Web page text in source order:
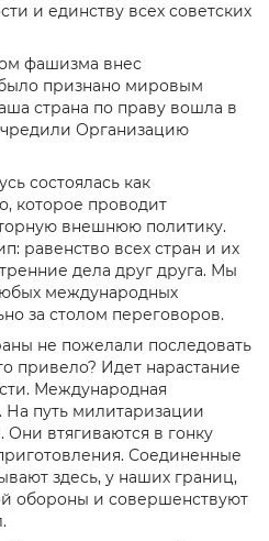
и единству всех советских
фашизма внес
признано мировым
страна по праву вошла в
Организацию
состоялась как
которое проводит
внешнюю политику.
равенство всех стран и их
дела друг друга. Мы
международных
за столом переговоров.
не пожелали последовать
привело? Идет нарастание
Международная
На путь милитаризации
втягиваются в гонку
Соединенные
здесь, у наших границ,
обороны и совершенствуют